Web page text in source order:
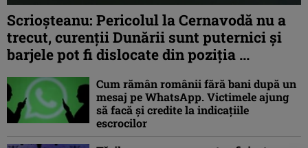
Scrioșteanu: Pericolul la Cernavodă nu a
trecut, curenţii Dunării sunt puternici şi
barjele pot fi dislocate din poziţia ...
Cum rămân românii fără bani după un
mesaj pe WhatsApp. Victimele ajung
să facă și credite la indicațiile
escrocilor